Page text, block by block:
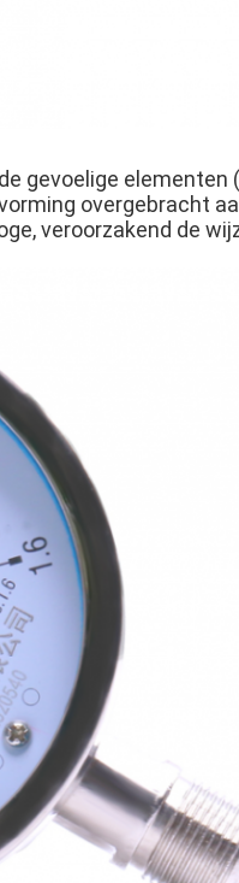
gevoelige elementen
overgebracht
veroorzakend de